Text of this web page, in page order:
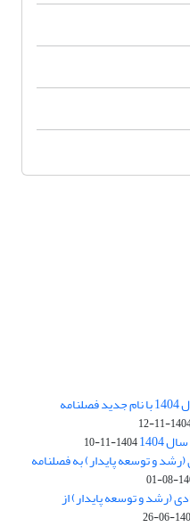
بارگذاری فایل کلی مقالات فصل پاییز سال 1404 با نام جدید فصلنامه
1404-
1404-11-10
و توسعه پایدار) به فصلنامه
(رشد و توسعه پایدار) از
1404-